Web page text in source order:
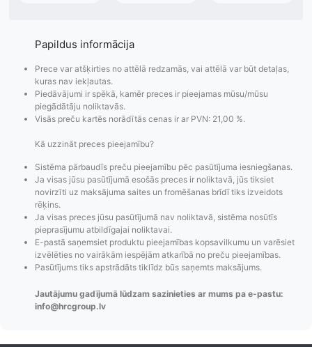
Pasūtījumu statusa
maiņas
paziņojumi,
Pasūtījumu re-
Visi pieejamie
piegādes veidi un
to izmaksas bez
Papildus informācija
Prece var atšķirties no attēlā redzamās, vai attēlā var būt detaļas,
kuras nav iekļautas.
Piedāvājumi ir spēkā, kamēr preces ir pieejamas mūsu/mūsu
piegādātāju noliktavās.
Visās preču kartēs norādītās cenas ir ar PVN: 21,00 %.
Kā uzzināt preces pieejamību?
Sistēma pārbaudīs preču pieejamību pēc pasūtījuma iesniegšanas.
Ja visas jūsu pasūtījumā esošās preces ir noliktavā, jūs tiksiet
novirzīti uz maksājuma saites un fromēšanas brīdī tiks izveidots
rēķins.
Ja visas preces jūsu pasūtījumā nav noliktavā, sistēma nosūtīs
pieprasījumu atbildīgajai noliktavai.
E-pastā saņemsiet produktu pieejamības kopsavilkumu un varēsiet
izvēlēties no vairākām iespējām atkarībā no preču pieejamības.
Pasūtījums tiks apstrādāts tiklīdz būs saņemts maksājums.
Jautājumu gadījumā lūdzam sazinieties ar mums pa e-pastu:
info@hrcgroup.lv